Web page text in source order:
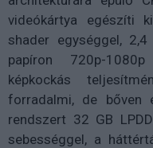
videókártya egészíti
shader egységgel,
papíron 720p-
képkockás
forradalmi, de bőven
rendszert 32 GB
sebességgel, a